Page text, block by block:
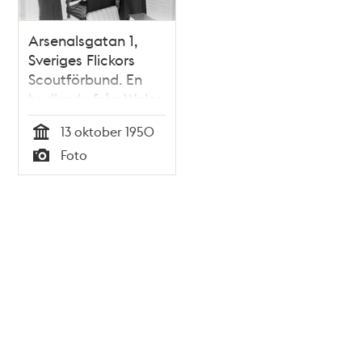
Arsenalsgatan 1,
Sveriges Flickors
Scoutförbund. En
budkavle från Wales
överlämnas till
prinsessan Sibylla.
Till vänster Sigrid
Thomson, i mitten
Tid
13 oktober 1950
Typ
Foto